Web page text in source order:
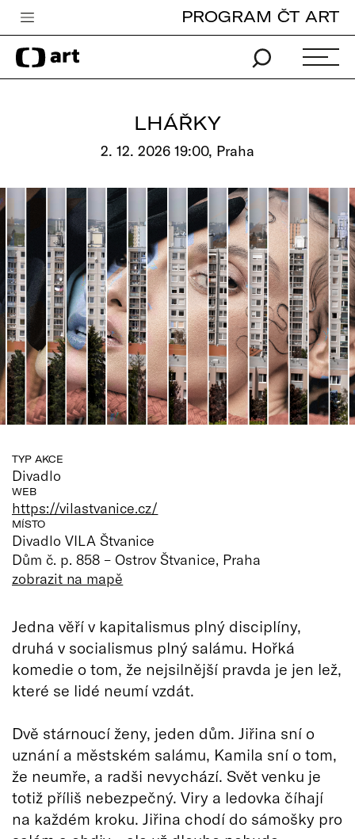
Česká televize
Zpravodajství
Pro děti
edu
Vše o ČT
PROGRAM ČT ART
LHÁŘKY
2. 12. 2026 19:00, Praha
TYP AKCE
Divadlo
WEB
https://vilastvanice.cz/
MÍSTO
Divadlo VILA Štvanice
Dům č. p. 858 – Ostrov Štvanice, Praha
zobrazit na mapě
Jedna věří v kapitalismus plný disciplíny,
druhá v socialismus plný salámu. Hořká
komedie o tom, že nejsilnější pravda je jen lež,
které se lidé neumí vzdát.
Dvě stárnoucí ženy, jeden dům. Jiřina sní o
uznání a městském salámu, Kamila sní o tom,
že neumře, a radši nevychází. Svět venku je
totiž příliš nebezpečný. Viry a ledovka číhají
na každém kroku. Jiřina chodí do sámošky pro